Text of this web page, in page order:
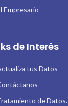
Empresario
de Interés
tus Datos
de Datos.